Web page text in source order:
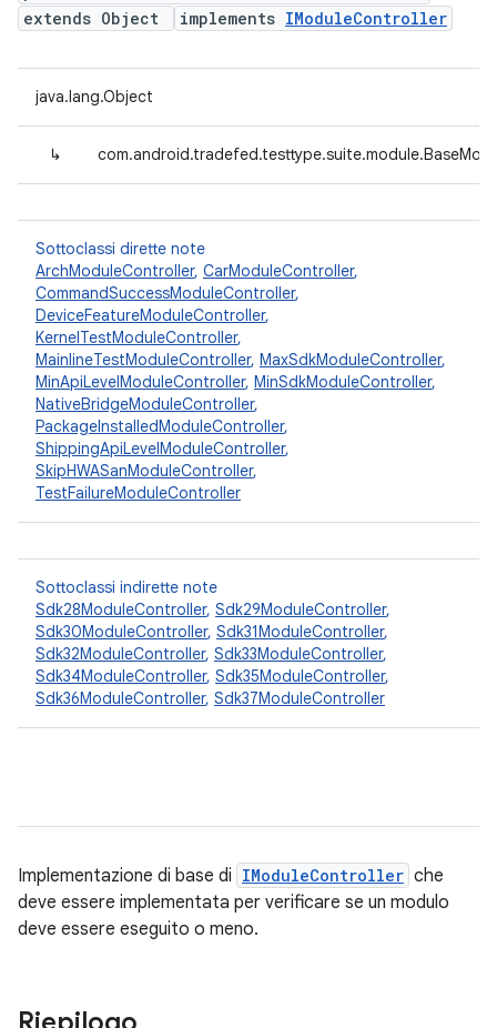
extends Object
implements IModuleController
java.lang.Object
↳
Sottoclassi dirette note
ArchModuleController, CarModuleController,
CommandSuccessModuleController,
DeviceFeatureModuleController,
KernelTestModuleController,
MainlineTestModuleController, MaxSdkModuleController,
MinApiLevelModuleController, MinSdkModuleController,
NativeBridgeModuleController,
PackageInstalledModuleController,
ShippingApiLevelModuleController,
SkipHWASanModuleController,
TestFailureModuleController
Sottoclassi indirette note
Sdk28ModuleController, Sdk29ModuleController,
Sdk30ModuleController, Sdk31ModuleController,
Sdk32ModuleController, Sdk33ModuleController,
Sdk34ModuleController, Sdk35ModuleController,
Sdk36ModuleController, Sdk37ModuleController
Implementazione di base di IModuleController che
deve essere implementata per verificare se un modulo
deve essere eseguito o meno.